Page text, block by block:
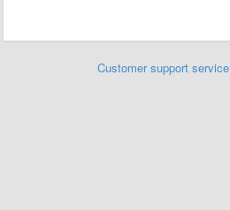
Customer support service